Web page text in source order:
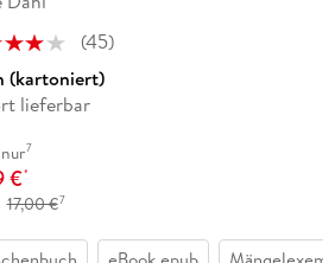
(45)
(kartoniert)
lieferbar
7
€*
17,00 €7